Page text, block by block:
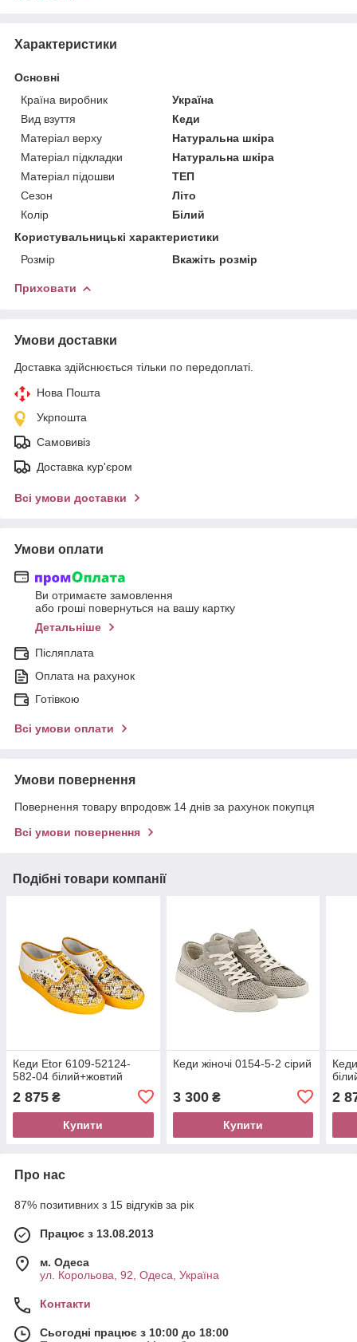
Характеристики
Основні
Країна виробник
Україна
Вид взуття
Кеди
Матеріал верху
Натуральна шкіра
Матеріал підкладки
Натуральна шкіра
Матеріал підошви
ТЕП
Сезон
Літо
Колір
Білий
Користувальницькі характеристики
Розмір
Вкажіть розмір
Приховати
Умови доставки
Доставка здійснюється тільки по передоплаті.
Нова Пошта
Укрпошта
Самовивіз
Доставка кур'єром
Всі умови доставки
Умови оплати
Ви отримаєте замовлення
або гроші повернуться на вашу картку
Детальніше
Післяплата
Оплата на рахунок
Готівкою
Всі умови оплати
Умови повернення
Повернення товару впродовж 14 днів за рахунок покупця
Всі умови повернення
Подібні товари компанії
Кеди Etor 6109-52124-
582-04 білий+жовтий
2 875 ₴
Купити
Кеди жіночі 0154-5-2 сірий
3 300₴
Купити
2
Про нас
87% позитивних з 15 відгуків за рік
Працює з 13.08.2013
м. Одеса
ул. Корольова, 92, Одеса, Україна
Контакти
Сьогодні працює з 10:00 до 18:00